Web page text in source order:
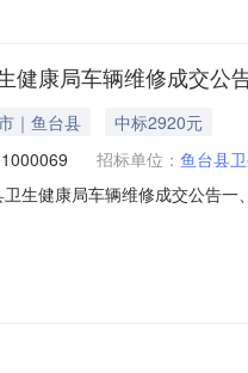
健康局车辆维修成交公
｜鱼台县
中标2920元
招标单位： 鱼台县
生健康局车辆维修成交公告
元七、采